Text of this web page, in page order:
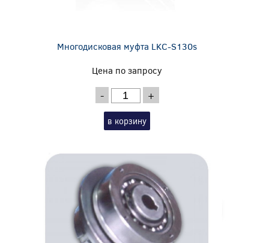
Многодисковая муфта LKC-S130s
Цена по запросу
- +
в корзину